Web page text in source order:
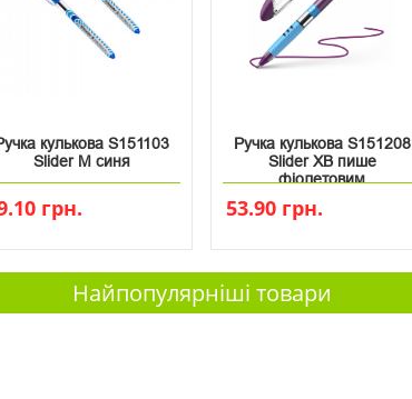
кулькова S151103
Slider M синя
грн.
Ручка кулькова S151208
Slider XB пише
фіолетовим
53.90 грн.
Найпопулярніші товари